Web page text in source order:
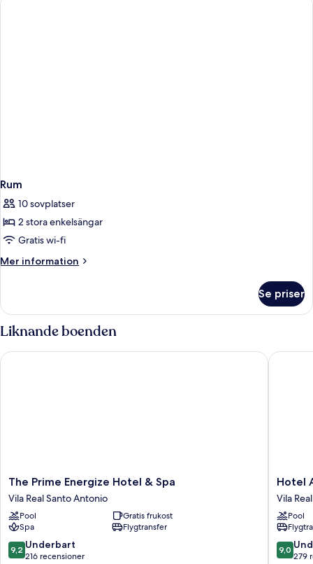
Rum
10 sovplatser
2 stora enkelsängar
Gratis wi-fi
Mer information
Mer
Se priser
Liknande boenden
The
Prime
Energize
Hotel
&
Spa
Vila
The Prime Energize Hotel & Spa
Vila Real Santo Antonio
Pool
Gratis frukost
Spa
Flygtransfer
9.2
av
9,2 Underbart
216 recensioner
The Prime Energize Hotel & Spa
Hotel
Apolo
Vila
Real
Santo
Antonio
Hotel
Vila
Pool
9.0
av
9,0
279
Hotel